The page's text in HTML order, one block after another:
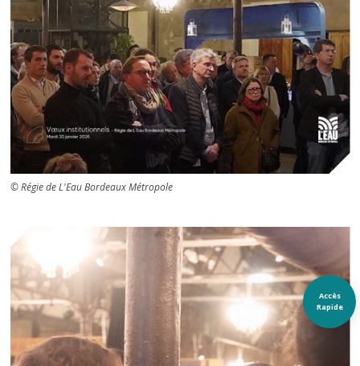
Accès
Rapide
© Régie de L'Eau Bordeaux Métropole